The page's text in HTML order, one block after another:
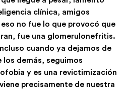
clínica, amigos
no fue lo que provocó que
fue una glomerulonefritis.
cuando ya dejamos de
los demás, seguimos
y es una revictimización
precisamente de nuestra